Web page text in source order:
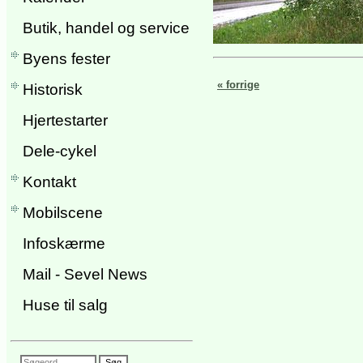
Butik, handel og service
Byens fester
Historisk
Hjertestarter
Dele-cykel
Kontakt
Mobilscene
Infoskærme
Mail - Sevel News
Huse til salg
« forrige